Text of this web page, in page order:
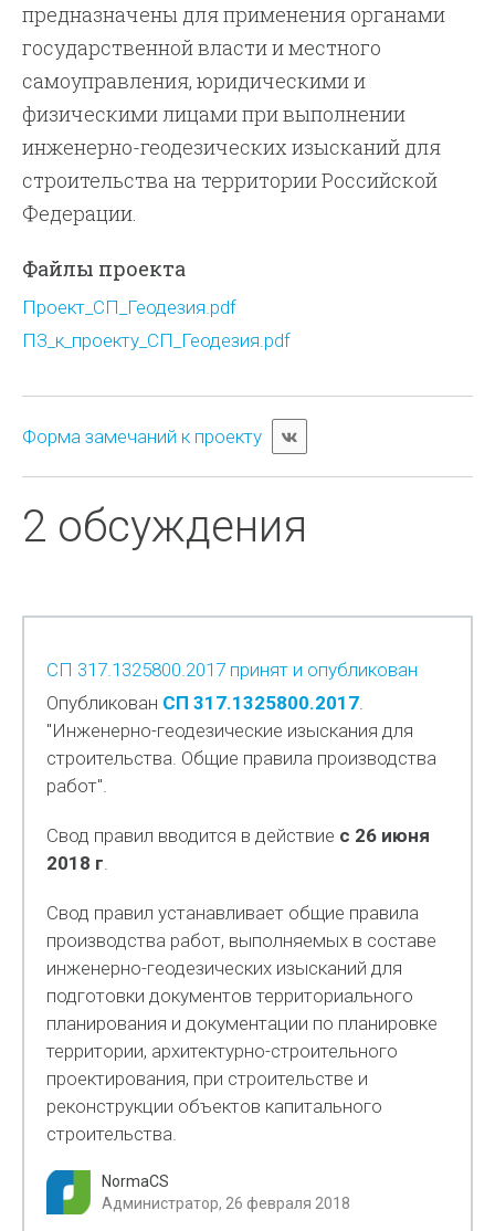
предназначены для применения органами
государственной власти и местного
самоуправления, юридическими и
физическими лицами при выполнении
инженерно-геодезических изысканий для
строительства на территории Российской
Федерации.
Файлы проекта
Проект_СП_Геодезия.pdf
ПЗ_к_проекту_СП_Геодезия.pdf
Форма замечаний к проекту
2 обсуждения
СП 317.1325800.2017 принят и опубликован
Опубликован СП 317.1325800.2017.
"Инженерно-геодезические изыскания для
строительства. Общие правила производства
работ".
Свод правил вводится в действие с 26 июня
2018 г.
Свод правил устанавливает общие правила
производства работ, выполняемых в составе
инженерно-геодезических изысканий для
подготовки документов территориального
планирования и документации по планировке
территории, архитектурно-строительного
проектирования, при строительстве и
реконструкции объектов капитального
строительства.
NormaCS
Администратор, 26 февраля 2018